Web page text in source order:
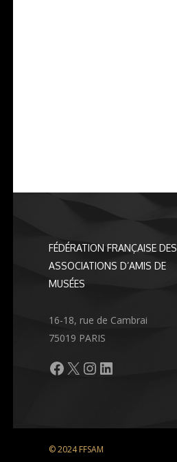
FÉDÉRATION FRANÇAISE DES
ASSOCIATIONS D’AMIS DE
MUSÉES
16-18, rue de Cambrai
75019 PARIS
Facebook
X Instagram
LinkedIn
© 2024 FFSAM